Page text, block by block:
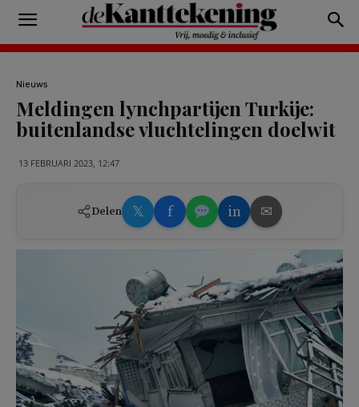
Nieuws
Meldingen lynchpartijen Turkije:
buitenlandse vluchtelingen doelwit
13 FEBRUARI 2023, 12:47
Delen 𝕏 f in ✉